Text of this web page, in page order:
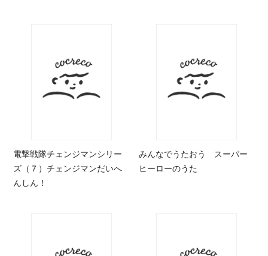
電撃戦隊チェンジマンシリー
ズ（７）チェンジマンだいへ
んしん！
みんなでうたおう スーパー
ヒーローのうた